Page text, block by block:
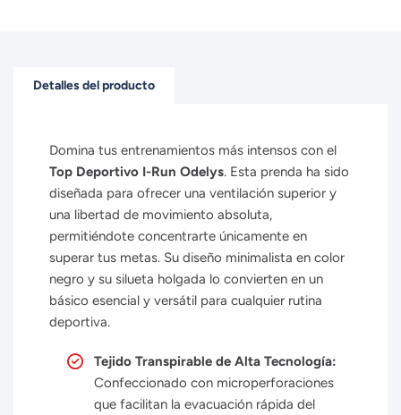
Detalles del producto
Domina tus entrenamientos más intensos con el
Top Deportivo I-Run Odelys. Esta prenda ha sido
diseñada para ofrecer una ventilación superior y
una libertad de movimiento absoluta,
permitiéndote concentrarte únicamente en
superar tus metas. Su diseño minimalista en color
negro y su silueta holgada lo convierten en un
básico esencial y versátil para cualquier rutina
deportiva.
Tejido Transpirable de Alta Tecnología:
Confeccionado con microperforaciones
que facilitan la evacuación rápida del